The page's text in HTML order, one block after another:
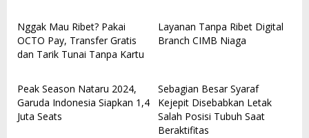
Nggak Mau Ribet? Pakai
OCTO Pay, Transfer Gratis
dan Tarik Tunai Tanpa Kartu
Layanan Tanpa Ribet Digital
Branch CIMB Niaga
Peak Season Nataru 2024,
Garuda Indonesia Siapkan 1,4
Juta Seats
Sebagian Besar Syaraf
Kejepit Disebabkan Letak
Salah Posisi Tubuh Saat
Beraktifitas